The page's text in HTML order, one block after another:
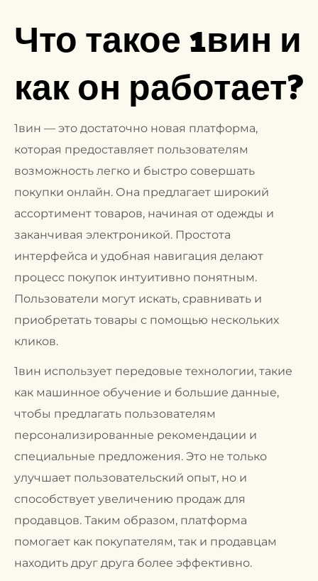
Что такое 1вин и
как он работает?
1вин — это достаточно новая платформа,
которая предоставляет пользователям
возможность легко и быстро совершать
покупки онлайн. Она предлагает широкий
ассортимент товаров, начиная от одежды и
заканчивая электроникой. Простота
интерфейса и удобная навигация делают
процесс покупок интуитивно понятным.
Пользователи могут искать, сравнивать и
приобретать товары с помощью нескольких
кликов.
1вин использует передовые технологии, такие
как машинное обучение и большие данные,
чтобы предлагать пользователям
персонализированные рекомендации и
специальные предложения. Это не только
улучшает пользовательский опыт, но и
способствует увеличению продаж для
продавцов. Таким образом, платформа
помогает как покупателям, так и продавцам
находить друг друга более эффективно.